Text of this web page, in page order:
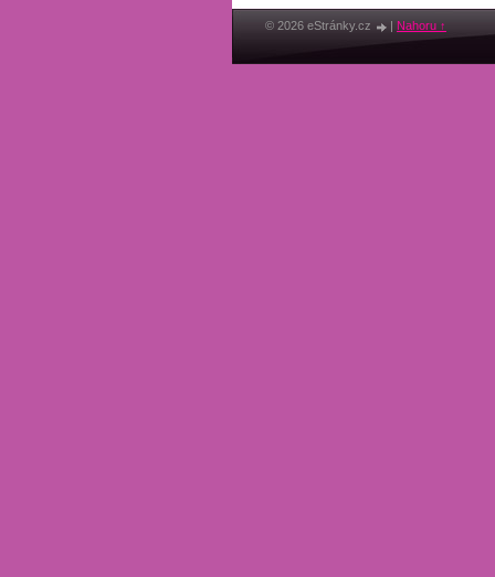
© 2026 eStránky.cz | Nahoru ↑